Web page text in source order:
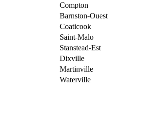
Compton
Barnston-Ouest
Coaticook
Saint-Malo
Stanstead-Est
Dixville
Martinville
Waterville